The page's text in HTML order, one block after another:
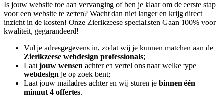
Is jouw website toe aan vervanging of ben je klaar om de eerste stap
voor een website te zetten? Wacht dan niet langer en krijg direct
inzicht in de kosten! Onze Zierikzeese specialisten Gaan 100% voor
kwaliteit, gegarandeerd!
Vul je adresgegevens in, zodat wij je kunnen matchen aan de
Zierikzeese webdesign professionals;
Laat jouw wensen achter en vertel ons naar welke type
webdesign je op zoek bent;
Laat jouw mailadres achter en wij sturen je binnen één
minuut 4 offertes.